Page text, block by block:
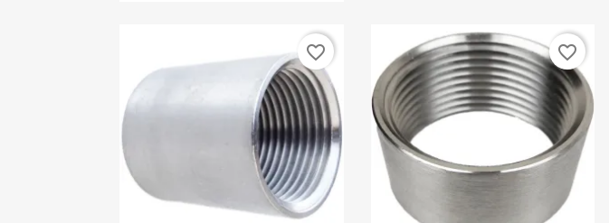
favorite_border favorite_border